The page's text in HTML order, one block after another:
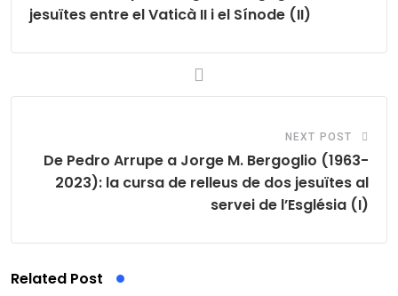
jesuïtes entre el Vaticà II i el Sínode (II)
NEXT POST
De Pedro Arrupe a Jorge M. Bergoglio (1963-
2023): la cursa de relleus de dos jesuïtes al
servei de l’Església (I)
Related Post